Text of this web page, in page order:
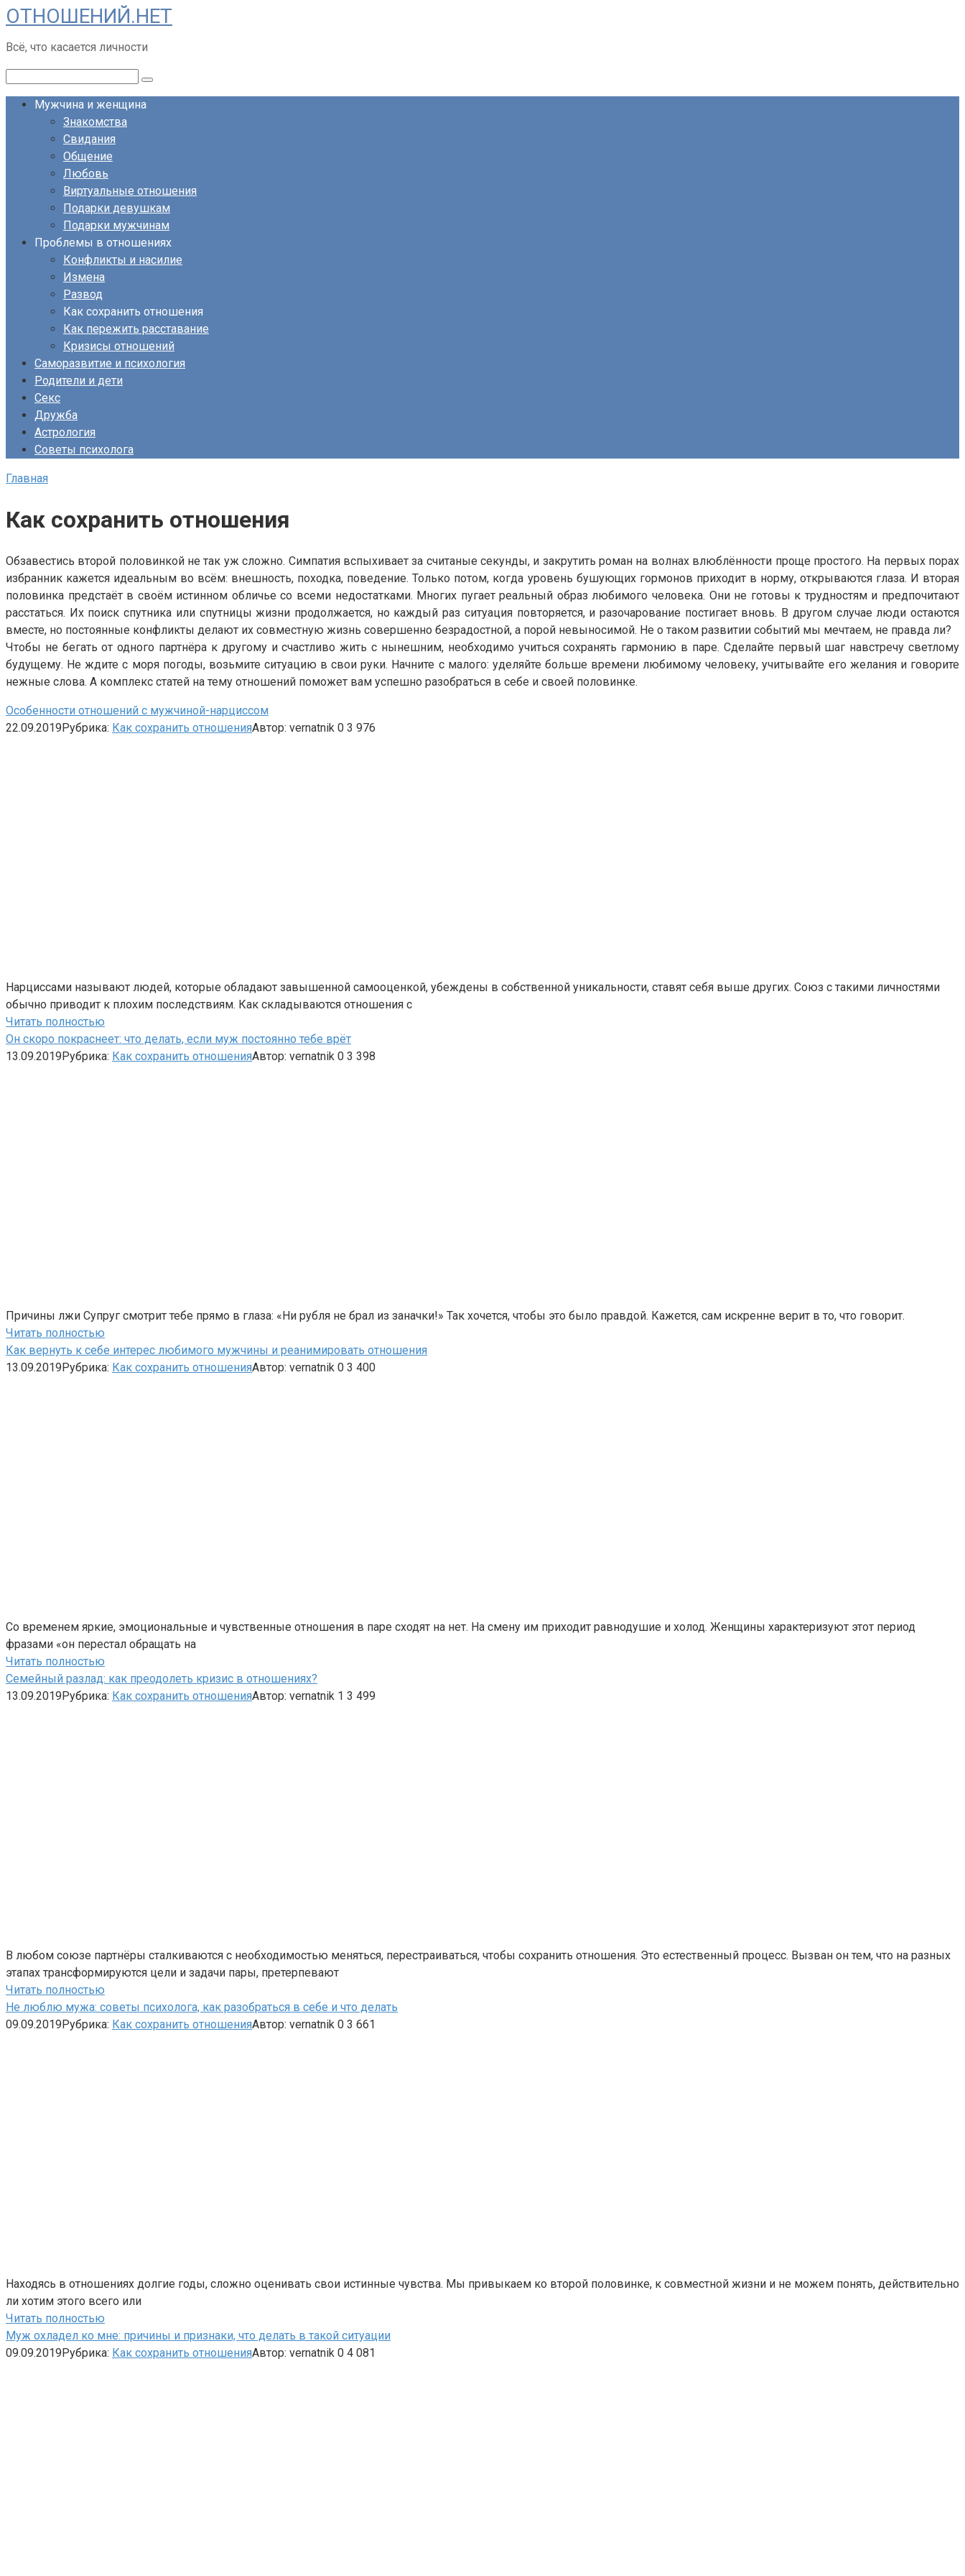
Перейти
к
контенту
ОТНОШЕНИЙ.НЕТ
Всё, что касается личности
Мужчина и женщина
Знакомства
Свидания
Общение
Любовь
Виртуальные отношения
Подарки девушкам
Подарки мужчинам
Проблемы в отношениях
Конфликты и насилие
Измена
Развод
Как сохранить отношения
Как пережить расставание
Кризисы отношений
Саморазвитие и психология
Родители и дети
Секс
Дружба
Астрология
Советы психолога
Главная
Как сохранить отношения
Обзавестись второй половинкой не так уж сложно. Симпатия вспыхивает за считаные секунды, и закрутить роман на волнах влюблённости проще простого. На первых порах
избранник кажется идеальным во всём: внешность, походка, поведение. Только потом, когда уровень бушующих гормонов приходит в норму, открываются глаза. И вторая
половинка предстаёт в своём истинном обличье со всеми недостатками. Многих пугает реальный образ любимого человека. Они не готовы к трудностям и предпочитают
расстаться. Их поиск спутника или спутницы жизни продолжается, но каждый раз ситуация повторяется, и разочарование постигает вновь. В другом случае люди остаются
вместе, но постоянные конфликты делают их совместную жизнь совершенно безрадостной, а порой невыносимой. Не о таком развитии событий мы мечтаем, не правда ли?
Чтобы не бегать от одного партнёра к другому и счастливо жить с нынешним, необходимо учиться сохранять гармонию в паре. Сделайте первый шаг навстречу светлому
будущему. Не ждите с моря погоды, возьмите ситуацию в свои руки. Начните с малого: уделяйте больше времени любимому человеку, учитывайте его желания и говорите
нежные слова. А комплекс статей на тему отношений поможет вам успешно разобраться в себе и своей половинке.
Особенности отношений с мужчиной-нарциссом
22.09.2019Рубрика: Как сохранить отношенияАвтор: vernatnik 0 3 976
Нарциссами называют людей, которые обладают завышенной самооценкой, убеждены в собственной уникальности, ставят себя выше других. Союз с такими личностями
обычно приводит к плохим последствиям. Как складываются отношения с
Читать полностью
Он скоро покраснеет: что делать, если муж постоянно тебе врёт
13.09.2019Рубрика: Как сохранить отношенияАвтор: vernatnik 0 3 398
Причины лжи Супруг смотрит тебе прямо в глаза: «Ни рубля не брал из заначки!» Так хочется, чтобы это было правдой. Кажется, сам искренне верит в то, что говорит.
Читать полностью
Как вернуть к себе интерес любимого мужчины и реанимировать отношения
13.09.2019Рубрика: Как сохранить отношенияАвтор: vernatnik 0 3 400
Со временем яркие, эмоциональные и чувственные отношения в паре сходят на нет. На смену им приходит равнодушие и холод. Женщины характеризуют этот период
фразами «он перестал обращать на
Читать полностью
Семейный разлад: как преодолеть кризис в отношениях?
13.09.2019Рубрика: Как сохранить отношенияАвтор: vernatnik 1 3 499
В любом союзе партнёры сталкиваются с необходимостью меняться, перестраиваться, чтобы сохранить отношения. Это естественный процесс. Вызван он тем, что на разных
этапах трансформируются цели и задачи пары, претерпевают
Читать полностью
Не люблю мужа: советы психолога, как разобраться в себе и что делать
09.09.2019Рубрика: Как сохранить отношенияАвтор: vernatnik 0 3 661
Находясь в отношениях долгие годы, сложно оценивать свои истинные чувства. Мы привыкаем ко второй половинке, к совместной жизни и не можем понять, действительно
ли хотим этого всего или
Читать полностью
Муж охладел ко мне: причины и признаки, что делать в такой ситуации
09.09.2019Рубрика: Как сохранить отношенияАвтор: vernatnik 0 4 081